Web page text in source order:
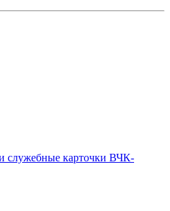
служебные карточки ВЧК-